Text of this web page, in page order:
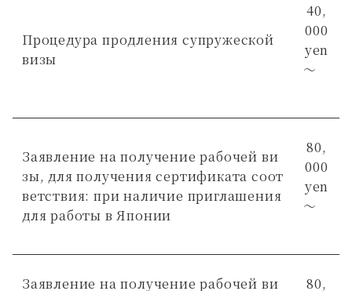
Процедура продления супружеской
визы
40,
000
yen
～
Заявление на получение рабочей ви
зы, для получения сертификата соот
ветствия: при наличие приглашения
для работы в Японии
80,
000
yen
～
Заявление на получение рабочей ви 80,